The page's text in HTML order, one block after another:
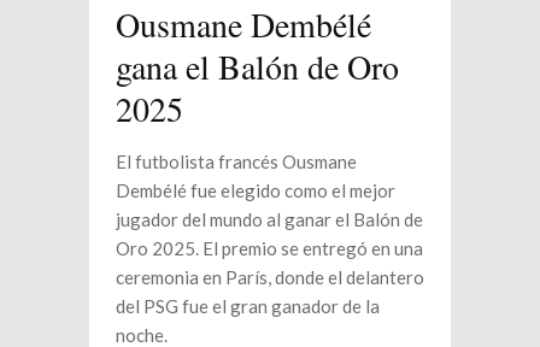
Ousmane Dembélé
gana el Balón de Oro
2025
El futbolista francés Ousmane
Dembélé fue elegido como el mejor
jugador del mundo al ganar el Balón de
Oro 2025. El premio se entregó en una
ceremonia en París, donde el delantero
del PSG fue el gran ganador de la
noche.